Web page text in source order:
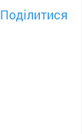
Поділитися